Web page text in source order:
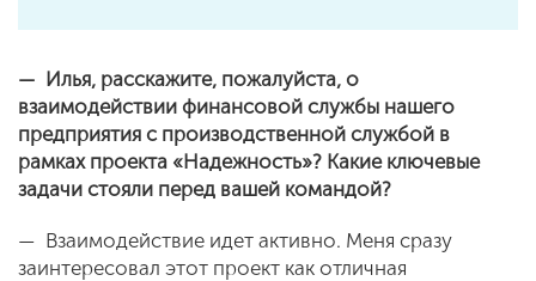
— Илья, расскажите, пожалуйста, о
взаимодействии финансовой службы нашего
предприятия с производственной службой в
рамках проекта «Надежность»? Какие ключевые
задачи стояли перед вашей командой?
— Взаимодействие идет активно. Меня сразу
заинтересовал этот проект как отличная